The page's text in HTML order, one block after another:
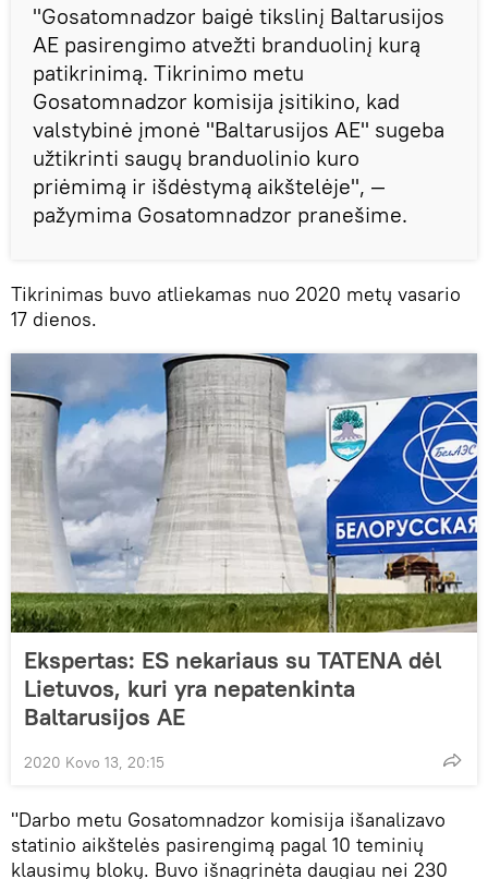
"Gosatomnadzor baigė tikslinį Baltarusijos
AE pasirengimo atvežti branduolinį kurą
patikrinimą. Tikrinimo metu
Gosatomnadzor komisija įsitikino, kad
valstybinė įmonė "Baltarusijos AE" sugeba
užtikrinti saugų branduolinio kuro
priėmimą ir išdėstymą aikštelėje", —
pažymima Gosatomnadzor pranešime.
Tikrinimas buvo atliekamas nuo 2020 metų vasario
17 dienos.
Ekspertas: ES nekariaus su TATENA dėl
Lietuvos, kuri yra nepatenkinta
Baltarusijos AE
2020 Kovo 13, 20:15
"Darbo metu Gosatomnadzor komisija išanalizavo
statinio aikštelės pasirengimą pagal 10 teminių
klausimų blokų. Buvo išnagrinėta daugiau nei 230